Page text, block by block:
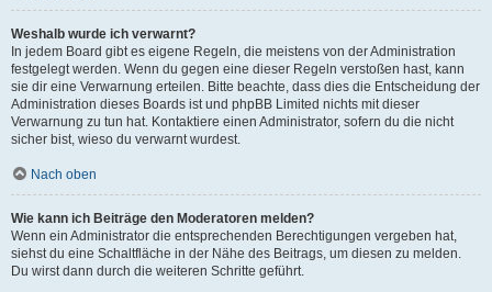
Weshalb wurde ich verwarnt?
In jedem Board gibt es eigene Regeln, die meistens von der Administration
festgelegt werden. Wenn du gegen eine dieser Regeln verstoßen hast, kann
sie dir eine Verwarnung erteilen. Bitte beachte, dass dies die Entscheidung der
Administration dieses Boards ist und phpBB Limited nichts mit dieser
Verwarnung zu tun hat. Kontaktiere einen Administrator, sofern du die nicht
sicher bist, wieso du verwarnt wurdest.
Nach oben
Wie kann ich Beiträge den Moderatoren melden?
Wenn ein Administrator die entsprechenden Berechtigungen vergeben hat,
siehst du eine Schaltfläche in der Nähe des Beitrags, um diesen zu melden.
Du wirst dann durch die weiteren Schritte geführt.